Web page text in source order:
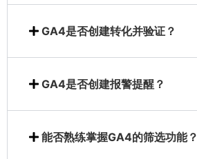
GA4是否创建转化并验证？
GA4是否创建报警提醒？
能否熟练掌握GA4的筛选功能？